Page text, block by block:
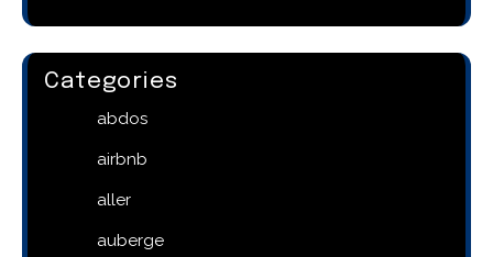
Categories
abdos
airbnb
aller
auberge